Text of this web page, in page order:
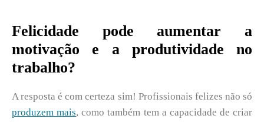
Felicidade pode aumentar a
motivação e a produtividade no
trabalho?
A resposta é com certeza sim! Profissionais felizes não só
produzem mais, como também tem a capacidade de criar